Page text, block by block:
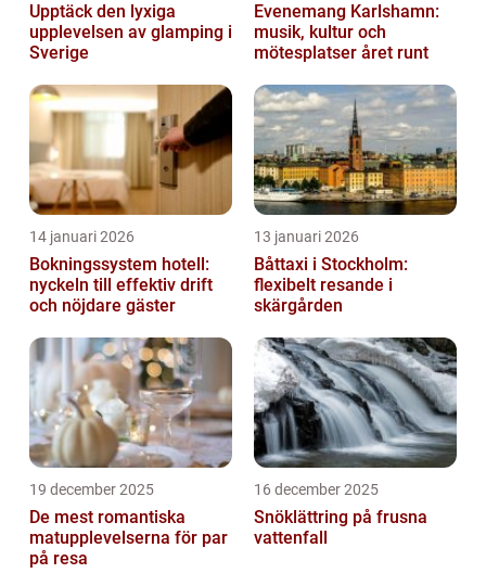
Upptäck den lyxiga
upplevelsen av glamping i
Sverige
Evenemang Karlshamn:
musik, kultur och
mötesplatser året runt
14 januari 2026
Bokningssystem hotell:
nyckeln till effektiv drift
och nöjdare gäster
13 januari 2026
Båttaxi i Stockholm:
flexibelt resande i
skärgården
19 december 2025
De mest romantiska
matupplevelserna för par
på resa
16 december 2025
Snöklättring på frusna
vattenfall